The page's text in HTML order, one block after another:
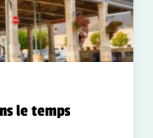
le temps